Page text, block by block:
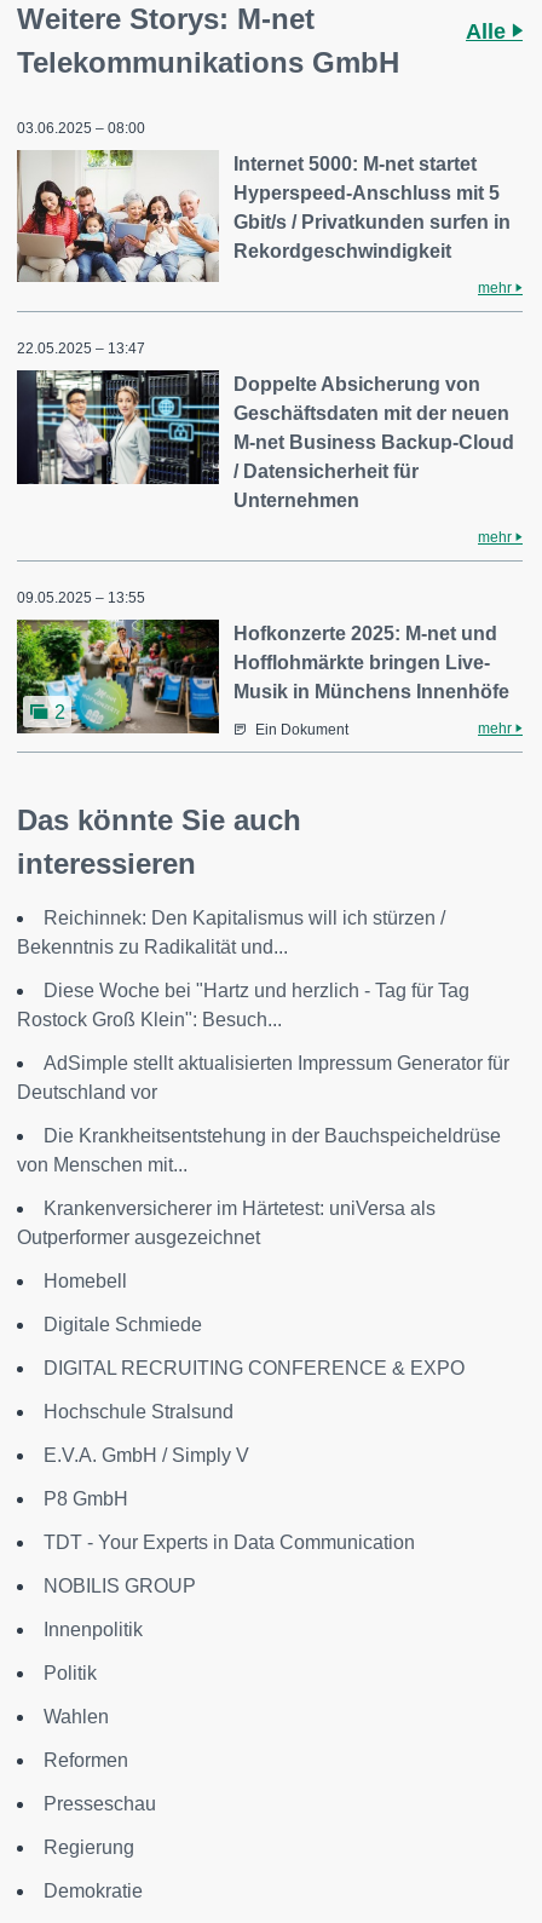
Weitere Storys: M-net
Telekommunikations GmbH
Alle
03.06.2025 – 08:00
Internet 5000: M-net startet
Hyperspeed-Anschluss mit 5
Gbit/s / Privatkunden surfen in
Rekordgeschwindigkeit
mehr
22.05.2025 – 13:47
Doppelte Absicherung von
Geschäftsdaten mit der neuen
M-net Business Backup-Cloud
/ Datensicherheit für
Unternehmen
mehr
09.05.2025 – 13:55
2
Hofkonzerte 2025: M-net und
Hofflohmärkte bringen Live-
Musik in Münchens Innenhöfe
Ein Dokument mehr
Das könnte Sie auch
interessieren
Reichinnek: Den Kapitalismus will ich stürzen /
Bekenntnis zu Radikalität und...
Diese Woche bei "Hartz und herzlich - Tag für Tag
Rostock Groß Klein": Besuch...
AdSimple stellt aktualisierten Impressum Generator für
Deutschland vor
Die Krankheitsentstehung in der Bauchspeicheldrüse
von Menschen mit...
Krankenversicherer im Härtetest: uniVersa als
Outperformer ausgezeichnet
Homebell
Digitale Schmiede
DIGITAL RECRUITING CONFERENCE & EXPO
Hochschule Stralsund
E.V.A. GmbH / Simply V
P8 GmbH
TDT - Your Experts in Data Communication
NOBILIS GROUP
Innenpolitik
Politik
Wahlen
Reformen
Presseschau
Regierung
Demokratie